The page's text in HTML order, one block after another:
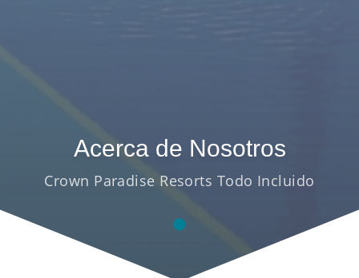
Acerca de Nosotros
Crown Paradise Resorts Todo Incluido